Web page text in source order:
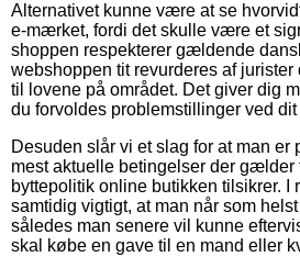
Alternativet kunne være at se
e-mærket, fordi det skulle være et
shoppen respekterer gældende
webshoppen tit revurderes af
til lovene på området. Det giver dig
du forvoldes problemstillinger ved dit
Desuden slår vi et slag for at man er
mest aktuelle betingelser der gælder
byttepolitik online butikken tilsikrer. I
samtidig vigtigt, at man når som
således man senere vil kunne
skal købe en gave til en mand eller